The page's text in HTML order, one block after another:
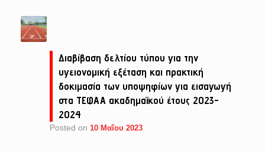
Διαβίβαση δελτίου τύπου για την
υγειονομική εξέταση και πρακτική
δοκιμασία των υποψηφίων για εισαγωγή
στα ΤΕΦΑΑ ακαδημαϊκού έτους 2023-
2024
Posted on 10 Μαΐου 2023